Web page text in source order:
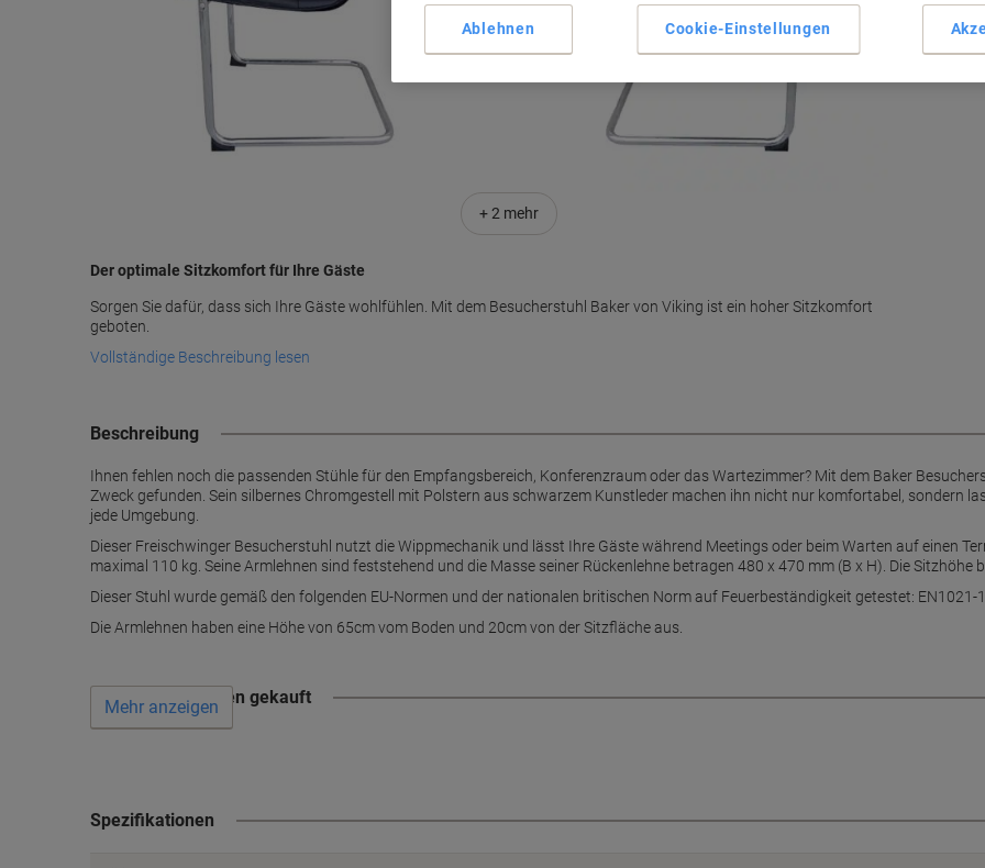
+2 mehr
Der optimale Sitzkomfort für Ihre Gäste
Sorgen Sie dafür, dass sich Ihre Gäste wohlfühlen. Mit dem Besucherstuhl Baker von Viking ist ein hoher Sitzkomfort
geboten.
Vollständige Beschreibung lesen
Beschreibung
Ihnen fehlen noch die passenden Stühle für den Empfangsbereich, Konferenzraum oder das Wartezimmer? Mit dem Baker
Zweck gefunden. Sein silbernes Chromgestell mit Polstern aus schwarzem Kunstleder machen ihn nicht nur komfortabel, sondern
jede Umgebung.
Dieser Freischwinger Besucherstuhl nutzt die Wippmechanik und lässt Ihre Gäste während Meetings oder beim Warten auf einen
maximal 110 kg. Seine Armlehnen sind feststehend und die Masse seiner Rückenlehne betragen 480 x 470 mm (B x H). Die
Dieser Stuhl wurde gemäß den folgenden EU-Normen und der nationalen britischen Norm auf Feuerbeständigkeit getestet: EN1021-
Die Armlehnen haben eine Höhe von 65cm vom Boden und 20cm von der Sitzfläche aus.
Wird oft zusammen gekauft
Mehr anzeigen
Spezifikationen
Cookie-Einstellungen
Ablehnen